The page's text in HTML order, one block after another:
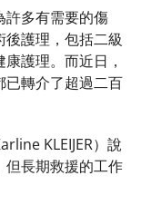
許多有需要的傷
護理，包括二級
護理。而近日，
已轉介了超過二百
KLEIJER）說
但長期救援的工作